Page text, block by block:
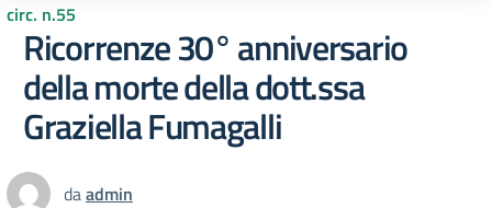
circ. n.55
Ricorrenze 30° anniversario
della morte della dott.ssa
Graziella Fumagalli
daadmin